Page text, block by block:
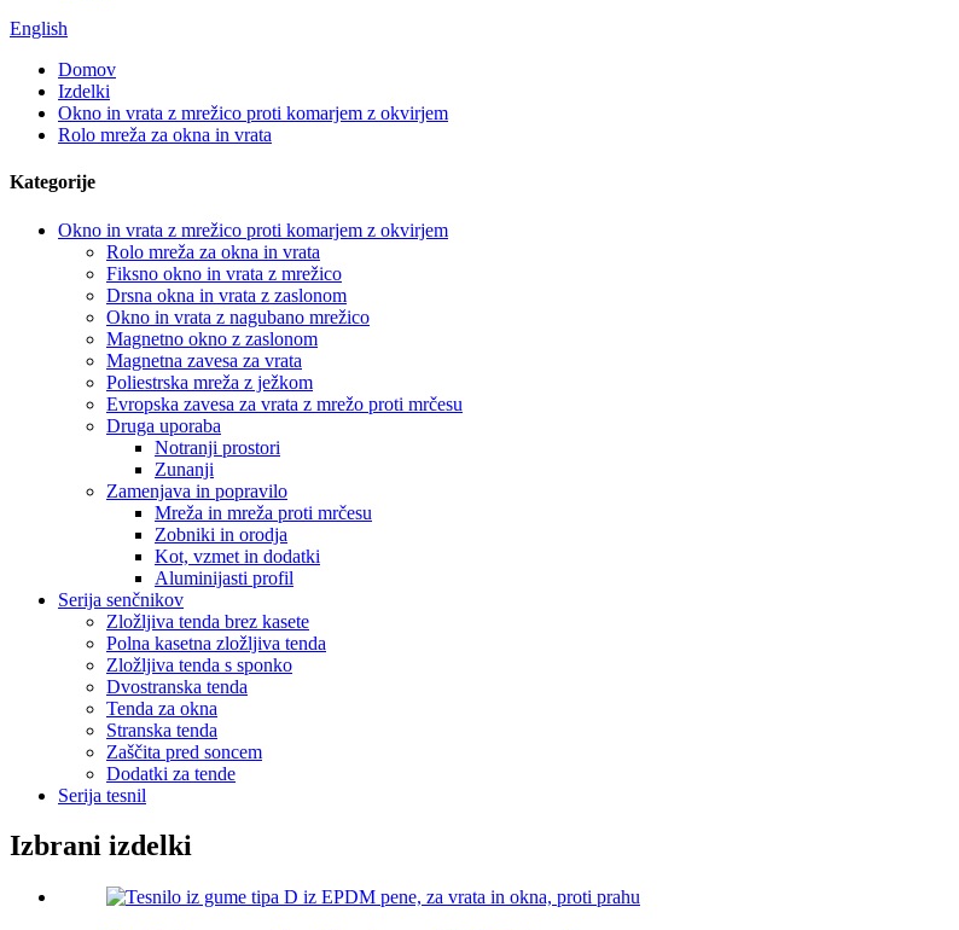
English
Domov
Izdelki
Okno in vrata z mrežico proti komarjem z okvirjem
Rolo mreža za okna in vrata
Kategorije
Okno in vrata z mrežico proti komarjem z okvirjem
Rolo mreža za okna in vrata
Fiksno okno in vrata z mrežico
Drsna okna in vrata z zaslonom
Okno in vrata z nagubano mrežico
Magnetno okno z zaslonom
Magnetna zavesa za vrata
Poliestrska mreža z ježkom
Evropska zavesa za vrata z mrežo proti mrčesu
Druga uporaba
Notranji prostori
Zunanji
Zamenjava in popravilo
Mreža in mreža proti mrčesu
Zobniki in orodja
Kot, vzmet in dodatki
Aluminijasti profil
Serija senčnikov
Zložljiva tenda brez kasete
Polna kasetna zložljiva tenda
Zložljiva tenda s sponko
Dvostranska tenda
Tenda za okna
Stranska tenda
Zaščita pred soncem
Dodatki za tende
Serija tesnil
Izbrani izdelki